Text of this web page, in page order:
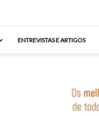
ENTREVISTAS E ARTIGOS